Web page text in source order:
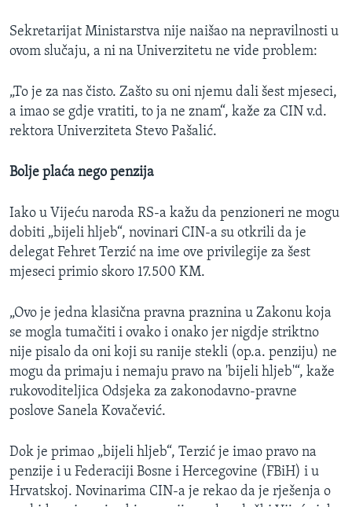
Sekretarijat Ministarstva nije naišao na nepravilnosti u
ovom slučaju, a ni na Univerzitetu ne vide problem:
„To je za nas čisto. Zašto su oni njemu dali šest mjeseci,
a imao se gdje vratiti, to ja ne znam“, kaže za CIN v.d.
rektora Univerziteta Stevo Pašalić.
Bolje plaća nego penzija
Iako u Vijeću naroda RS-a kažu da penzioneri ne mogu
dobiti „bijeli hljeb“, novinari CIN-a su otkrili da je
delegat Fehret Terzić na ime ove privilegije za šest
mjeseci primio skoro 17.500 KM.
„Ovo je jedna klasična pravna praznina u Zakonu koja
se mogla tumačiti i ovako i onako jer nigdje striktno
nije pisalo da oni koji su ranije stekli (op.a. penziju) ne
mogu da primaju i nemaju pravo na 'bijeli hljeb'“, kaže
rukovoditeljica Odsjeka za zakonodavno-pravne
poslove Sanela Kovačević.
Dok je primao „bijeli hljeb“, Terzić je imao pravo na
penzije i u Federaciji Bosne i Hercegovine (FBiH) i u
Hrvatskoj. Novinarima CIN-a je rekao da je rješenja o